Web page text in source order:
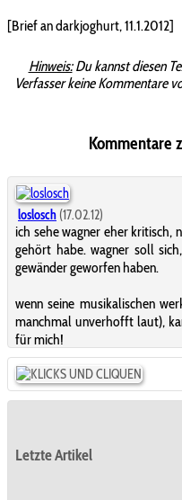
[Brief an darkjoghurt, 11.1.2012]
Hinweis:Du kannst diesen
Verfasser keine Kommentare
Kommentare
loslosch (17.02.12)
ich sehe wagner eher kritisch,
gehört habe. wagner soll
gewänder geworfen haben.
wenn seine musikalischen
manchmal unverhofft laut),
für mich!
Letzte Artikel